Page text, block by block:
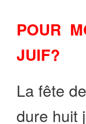
POUR
JUIF?
La fête
dure huit